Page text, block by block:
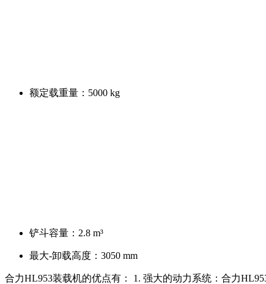
额定载重量： 5000 kg
铲斗容量： 2.8 m³
最大-卸载高度： 3050 mm
合力HL953装载机的优点有： 1. 强大的动力系统：合力